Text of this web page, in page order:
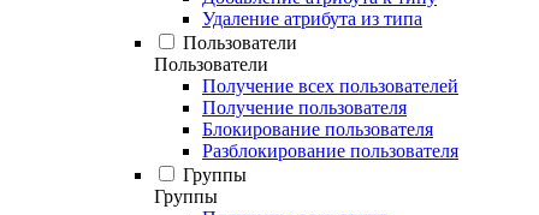
Удаление атрибута из типа
Пользователи
Пользователи
Получение всех пользователей
Получение пользователя
Блокирование пользователя
Разблокирование пользователя
Группы
Группы